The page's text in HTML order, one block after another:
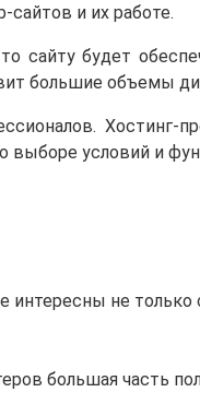
сайтов и их работе.
сайту будет
большие
выборе условий и
интересны не
большая часть